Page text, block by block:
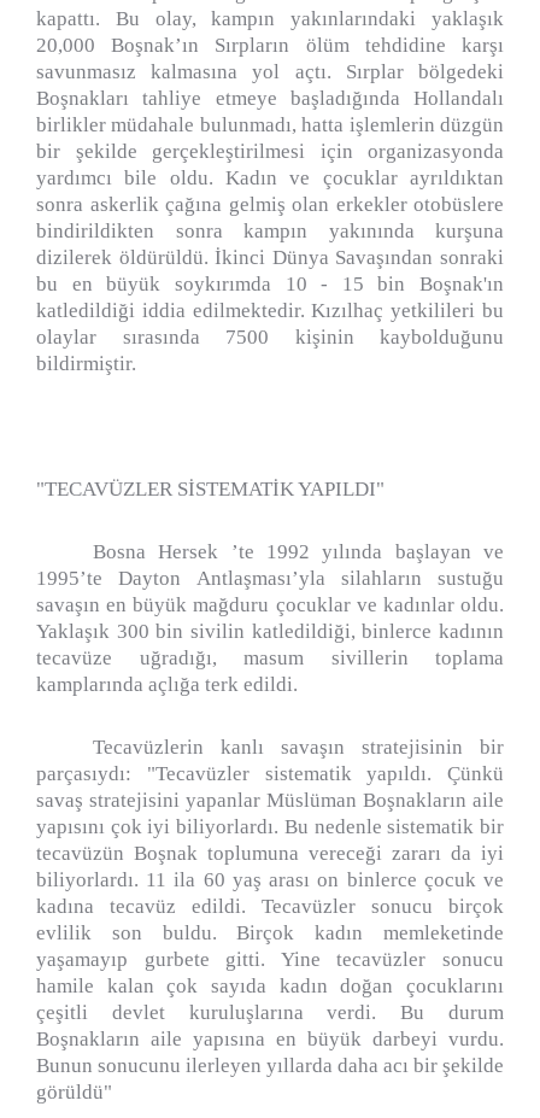
kapattı. Bu olay, kampın yakınlarındaki yaklaşık
20,000 Boşnak’ın Sırpların ölüm tehdidine karşı
savunmasız kalmasına yol açtı. Sırplar bölgedeki
Boşnakları tahliye etmeye başladığında Hollandalı
birlikler müdahale bulunmadı, hatta işlemlerin düzgün
bir şekilde gerçekleştirilmesi için organizasyonda
yardımcı bile oldu. Kadın ve çocuklar ayrıldıktan
sonra askerlik çağına gelmiş olan erkekler otobüslere
bindirildikten sonra kampın yakınında kurşuna
dizilerek öldürüldü. İkinci Dünya Savaşından sonraki
bu en büyük soykırımda 10 - 15 bin Boşnak'ın
katledildiği iddia edilmektedir. Kızılhaç yetkilileri bu
olaylar sırasında 7500 kişinin kaybolduğunu
bildirmiştir.
"TECAVÜZLER SİSTEMATİK YAPILDI"
Bosna Hersek ’te 1992 yılında başlayan ve
1995’te Dayton Antlaşması’yla silahların sustuğu
savaşın en büyük mağduru çocuklar ve kadınlar oldu.
Yaklaşık 300 bin sivilin katledildiği, binlerce kadının
tecavüze uğradığı, masum sivillerin toplama
kamplarında açlığa terk edildi.
Tecavüzlerin kanlı savaşın stratejisinin bir
parçasıydı: "Tecavüzler sistematik yapıldı. Çünkü
savaş stratejisini yapanlar Müslüman Boşnakların aile
yapısını çok iyi biliyorlardı. Bu nedenle sistematik bir
tecavüzün Boşnak toplumuna vereceği zararı da iyi
biliyorlardı. 11 ila 60 yaş arası on binlerce çocuk ve
kadına tecavüz edildi. Tecavüzler sonucu birçok
evlilik son buldu. Birçok kadın memleketinde
yaşamayıp gurbete gitti. Yine tecavüzler sonucu
hamile kalan çok sayıda kadın doğan çocuklarını
çeşitli devlet kuruluşlarına verdi. Bu durum
Boşnakların aile yapısına en büyük darbeyi vurdu.
Bunun sonucunu ilerleyen yıllarda daha acı bir şekilde
görüldü"